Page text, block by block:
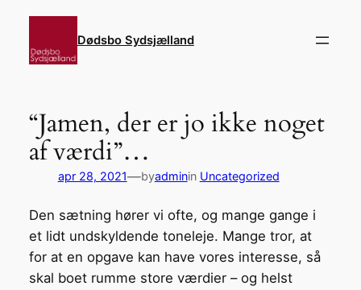
indhold
Dødsbo Sydsjælland
“Jamen, der er jo ikke noget
af værdi”…
apr 28, 2021—byadminin Uncategorized
Den sætning hører vi ofte, og mange gange i
et lidt undskyldende toneleje. Mange tror, at
for at en opgave kan have vores interesse, så
skal boet rumme store værdier – og helst